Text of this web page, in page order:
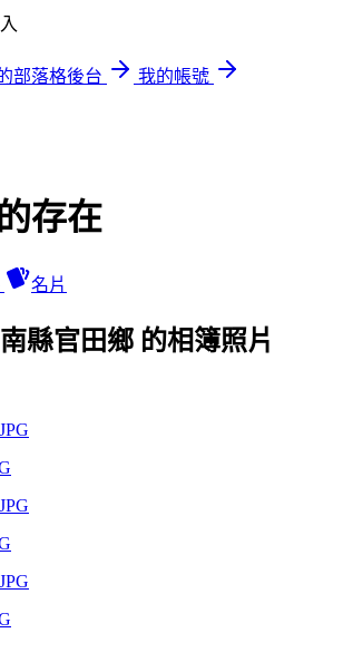
部落格後台
我的帳號
存在
名片
縣官田鄉 的相簿照片